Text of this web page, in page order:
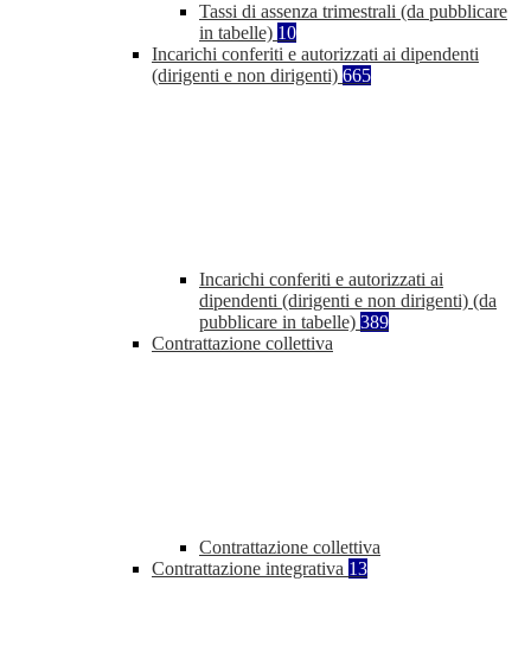
Tassi di assenza trimestrali (da pubblicare
in tabelle) 10
Incarichi conferiti e autorizzati ai dipendenti
(dirigenti e non dirigenti) 665
Incarichi conferiti e autorizzati ai
dipendenti (dirigenti e non dirigenti) (da
pubblicare in tabelle) 389
Contrattazione collettiva
Contrattazione collettiva
Contrattazione integrativa 13